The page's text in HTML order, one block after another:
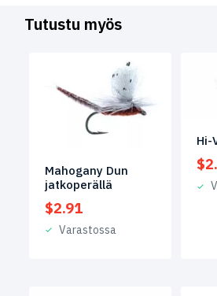
Tutustu myös
Mahogany Dun
jatkoperällä
$2.91
Varastossa
Hi-
$